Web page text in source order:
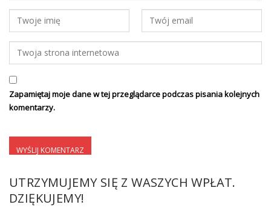
Zapamiętaj moje dane w tej przeglądarce podczas pisania kolejnych
komentarzy.
UTRZYMUJEMY SIĘ Z WASZYCH WPŁAT.
DZIĘKUJEMY!